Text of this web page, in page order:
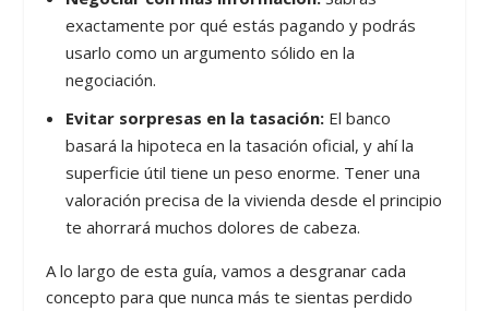
exactamente por qué estás pagando y podrás
usarlo como un argumento sólido en la
negociación.
Evitar sorpresas en la tasación:El banco
basará la hipoteca en la tasación oficial, y ahí la
superficie útil tiene un peso enorme. Tener una
valoración precisa de la vivienda desde el principio
te ahorrará muchos dolores de cabeza.
A lo largo de esta guía, vamos a desgranar cada
concepto para que nunca más te sientas perdido